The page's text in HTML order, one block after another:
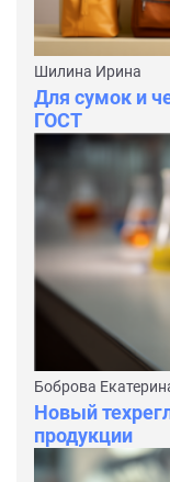
Шилина Ирина
Для сумок и
ГОСТ
Боброва
Новый
продукции